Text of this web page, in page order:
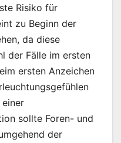
Risiko für
zu Beginn der
da diese
der Fälle im ersten
ersten Anzeichen
sollte Foren- und
der